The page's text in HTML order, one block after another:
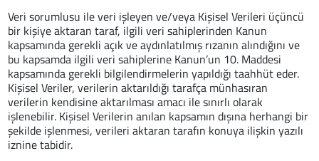
Veri sorumlusu ile veri işleyen ve/veya Kişisel Verileri üçüncü
bir kişiye aktaran taraf, ilgili veri sahiplerinden Kanun
kapsamında gerekli açık ve aydınlatılmış rızanın alındığını ve
bu kapsamda ilgili veri sahiplerine Kanun’un 10. Maddesi
kapsamında gerekli bilgilendirmelerin yapıldığı taahhüt eder.
Kişisel Veriler, verilerin aktarıldığı tarafça münhasıran
verilerin kendisine aktarılması amacı ile sınırlı olarak
işlenebilir. Kişisel Verilerin anılan kapsamın dışına herhangi bir
şekilde işlenmesi, verileri aktaran tarafın konuya ilişkin yazılı
iznine tabidir.